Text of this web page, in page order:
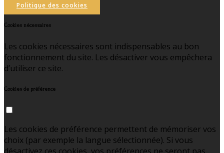
Politique des cookies
Cookies nécessaires
Les cookies nécessaires sont indispensables au bon
fonctionnement du site. Les désactiver vous empêchera
d’utiliser ce site.
Cookies de préférence
Les cookies de préférence permettent de mémoriser vos
choix (par exemple la langue sélectionnée). Si vous